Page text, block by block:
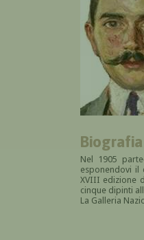
Biografia
Nel 1905
esponendovi il
XVIII edizione
cinque dipinti
La Galleria